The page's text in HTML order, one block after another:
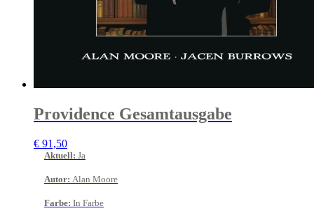
Providence Gesamtausgabe
€ 91,50
Aktuell: Ja
Autor: Alan Moore
Farbe: In Farbe